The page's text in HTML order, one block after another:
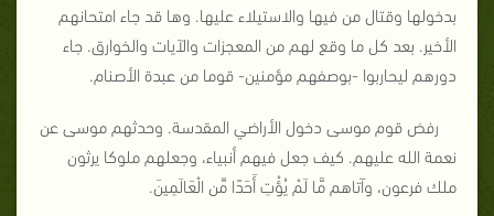
بدخولها وقتال من فيها والاستيلاء عليها. وها قد جاء امتحانهم
الأخير. بعد كل ما وقع لهم من المعجزات والآيات والخوارق. جاء
دورهم ليحاربوا -بوصفهم مؤمنين- قوما من عبدة الأصنام.
رفض قوم موسى دخول الأراضي المقدسة. وحدثهم موسى عن
نعمة الله عليهم. كيف جعل فيهم أنبياء، وجعلهم ملوكا يرثون
ملك فرعون، وآتاهم مَّا لَمْ يُؤْتِ أَحَدًا مِّن الْعَالَمِينَ.